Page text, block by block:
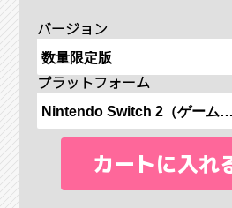
バージョン
プラットフォーム
カートに入れ